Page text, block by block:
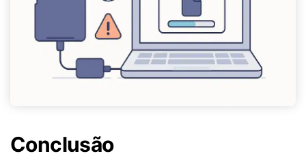
Conclusão